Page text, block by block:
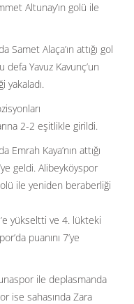
Altunay’ın golü ile
Alaça’ın attığı gol
Yavuz Kavunç’un
yakaladı.
2-2 eşitlikle girildi.
Kaya’nın attığı
geldi. Alibeyköyspor
ile yeniden beraberliği
yükseltti ve 4. lükteki
puanını 7’ye
ile deplasmanda
ise sahasında Zara